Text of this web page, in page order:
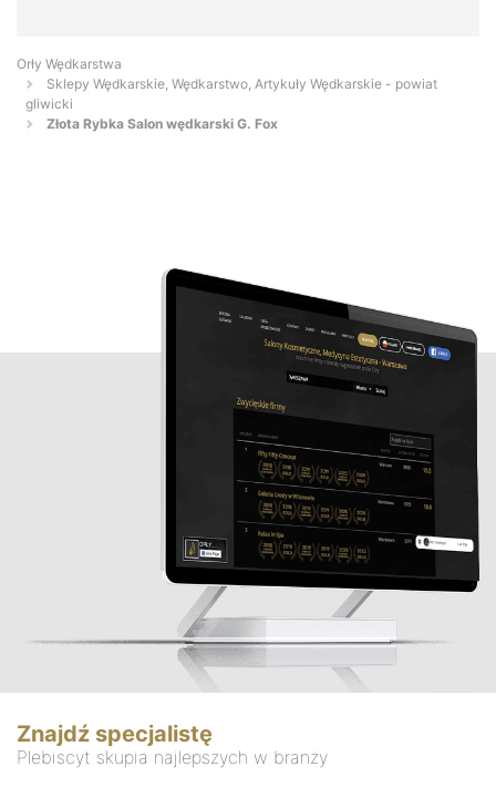
Orły Wędkarstwa
Sklepy Wędkarskie, Wędkarstwo, Artykuły Wędkarskie - powiat
gliwicki
Złota Rybka Salon wędkarski G. Fox
Znajdź specjalistę
Plebiscyt skupia najlepszych w branży